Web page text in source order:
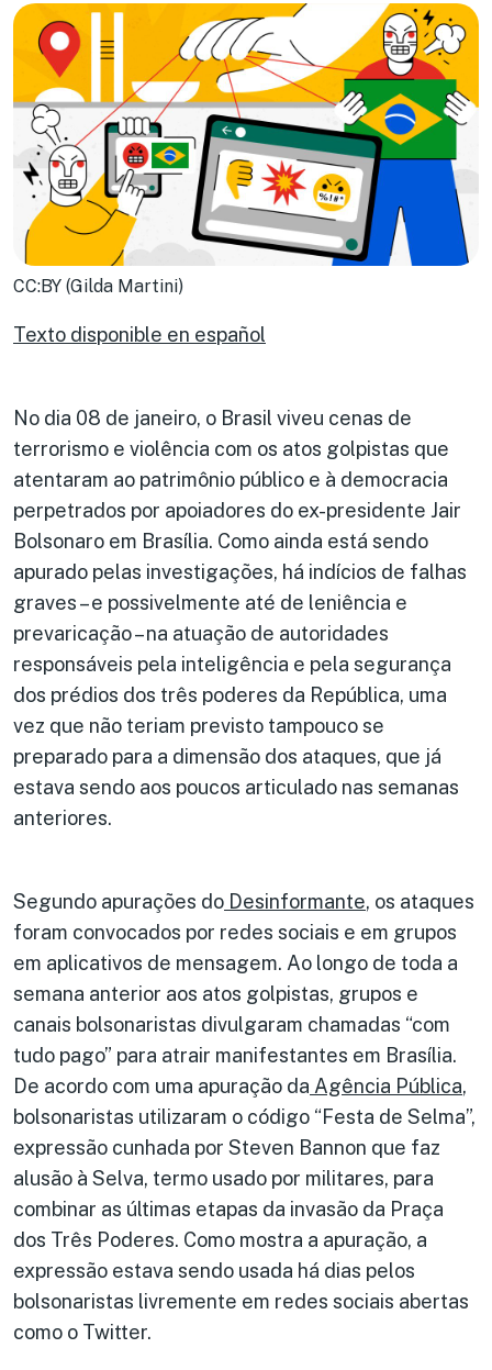
CC:BY (Gilda Martini)
Texto disponible en español
No dia 08 de janeiro, o Brasil viveu cenas de
terrorismo e violência com os atos golpistas que
atentaram ao patrimônio público e à democracia
perpetrados por apoiadores do ex-presidente Jair
Bolsonaro em Brasília. Como ainda está sendo
apurado pelas investigações, há indícios de falhas
graves – e possivelmente até de leniência e
prevaricação – na atuação de autoridades
responsáveis pela inteligência e pela segurança
dos prédios dos três poderes da República, uma
vez que não teriam previsto tampouco se
preparado para a dimensão dos ataques, que já
estava sendo aos poucos articulado nas semanas
anteriores.
Segundo apurações do Desinformante, os ataques
foram convocados por redes sociais e em grupos
em aplicativos de mensagem. Ao longo de toda a
semana anterior aos atos golpistas, grupos e
canais bolsonaristas divulgaram chamadas “com
tudo pago” para atrair manifestantes em Brasília.
De acordo com uma apuração da Agência Pública,
bolsonaristas utilizaram o código “Festa de Selma”,
expressão cunhada por Steven Bannon que faz
alusão à Selva, termo usado por militares, para
combinar as últimas etapas da invasão da Praça
dos Três Poderes. Como mostra a apuração, a
expressão estava sendo usada há dias pelos
bolsonaristas livremente em redes sociais abertas
como o Twitter.